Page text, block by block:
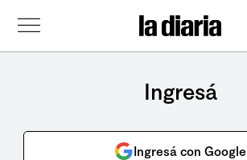
Ingresá
Ingresá con Google